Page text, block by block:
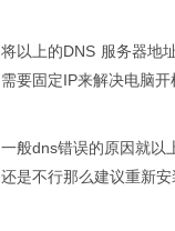
将以上的DNS 服务器地
需要固定IP来解决电脑
一般dns错误的原因就以
还是不行那么建议重新安